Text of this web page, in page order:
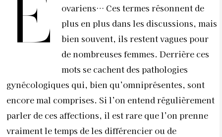
E
ovariens… Ces termes résonnent de
plus en plus dans les discussions, mais
bien souvent, ils restent vagues pour
de nombreuses femmes. Derrière ces
mots se cachent des pathologies
gynécologiques qui, bien qu’omniprésentes, sont
encore mal comprises. Si l’on entend régulièrement
parler de ces affections, il est rare que l’on prenne
vraiment le temps de les différencier ou de